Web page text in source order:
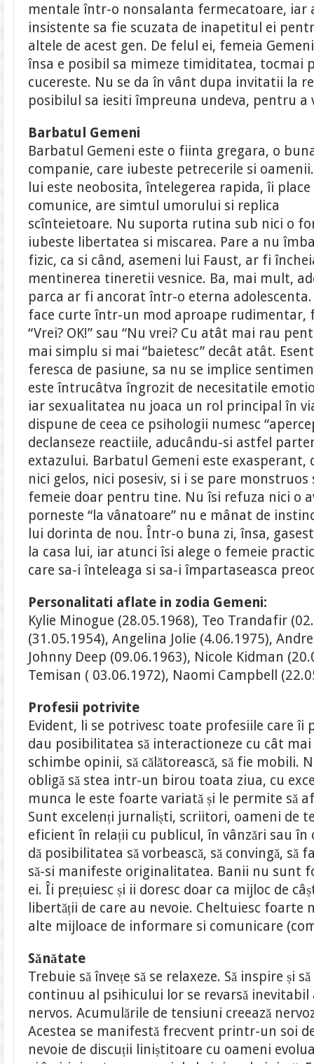
mentale într-o nonsalanta fermecatoare,
insistente sa fie scuzata de inapetitul ei
altele de acest gen. De felul ei, femeia
însa e posibil sa mimeze timiditatea, tocmai
cucereste. Nu se da în vânt dupa invitatii la
posibilul sa iesiti împreuna undeva, pentru a
Barbatul Gemeni
Barbatul Gemeni este o fiinta gregara, o
companie, care iubeste petrecerile si
lui este neobosita, întelegerea rapida, îi place
comunice, are simtul umorului si replica
scînteietoare. Nu suporta rutina sub nici o
iubeste libertatea si miscarea. Pare a nu
fizic, ca si când, asemeni lui Faust, ar fi
mentinerea tineretii vesnice. Ba, mai mult,
parca ar fi ancorat într-o eterna
face curte într-un mod aproape rudimentar,
“Vrei? OK!” sau “Nu vrei? Cu atât mai rau
mai simplu si mai “baietesc” decât atât.
feresca de pasiune, sa nu se implice
este întrucâtva îngrozit de necesitatile
iar sexualitatea nu joaca un rol principal în
dispune de ceea ce psihologii numesc
declanseze reactiile, aducându-si astfel
extazului. Barbatul Gemeni este
nici gelos, nici posesiv, si i se pare monstruos
femeie doar pentru tine. Nu îsi refuza nici o
porneste “la vânatoare” nu e mânat de
lui dorinta de nou. Într-o buna zi, însa,
la casa lui, iar atunci îsi alege o femeie
care sa-i înteleaga si sa-i împartaseasca
Personalitati aflate in zodia Gemeni:
Kylie Minogue (28.05.1968), Teo Trandafir
(31.05.1954), Angelina Jolie (4.06.1975),
Johnny Deep (09.06.1963), Nicole Kidman
Temisan ( 03.06.1972), Naomi Campbell
Profesii potrivite
Evident, li se potrivesc toate profesiile care îi
dau posibilitatea sǎ interactioneze cu cât
schimbe opinii, sǎ cǎlǎtoreascǎ, sǎ fie mobili.
obligǎ sǎ stea intr-un birou toata ziua, cu
munca le este foarte variatǎ și le permite sǎ
Sunt excelenți jurnaliști, scriitori, oameni de
eficient în relații cu publicul, în vânzǎri sau în
dǎ posibilitatea sǎ vorbeascǎ, sǎ convingǎ, sǎ
sǎ-si manifeste originalitatea. Banii nu sunt
ei. Îi prețuiesc și ii doresc doar ca mijloc de
libertǎții de care au nevoie. Cheltuiesc foarte
alte mijloace de informare si comunicare
Sǎnǎtate
Trebuie sǎ învețe sǎ se relaxeze. Sǎ inspire și
continuu al psihicului lor se revarsǎ
nervos. Acumulǎrile de tensiuni creeazǎ
Acestea se manifestǎ frecvent printr-un soi
nevoie de discuții liniștitoare cu oameni